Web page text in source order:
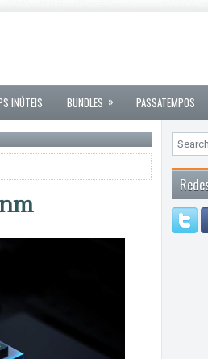
INÚTEIS BUNDLES » PASSATEMPOS